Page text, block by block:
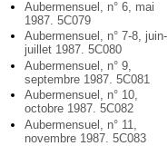
Aubermensuel, n° 6, mai
1987. 5C079
Aubermensuel, n° 7-8, juin-
juillet 1987. 5C080
Aubermensuel, n° 9,
septembre 1987. 5C081
Aubermensuel, n° 10,
octobre 1987. 5C082
Aubermensuel, n° 11,
novembre 1987. 5C083